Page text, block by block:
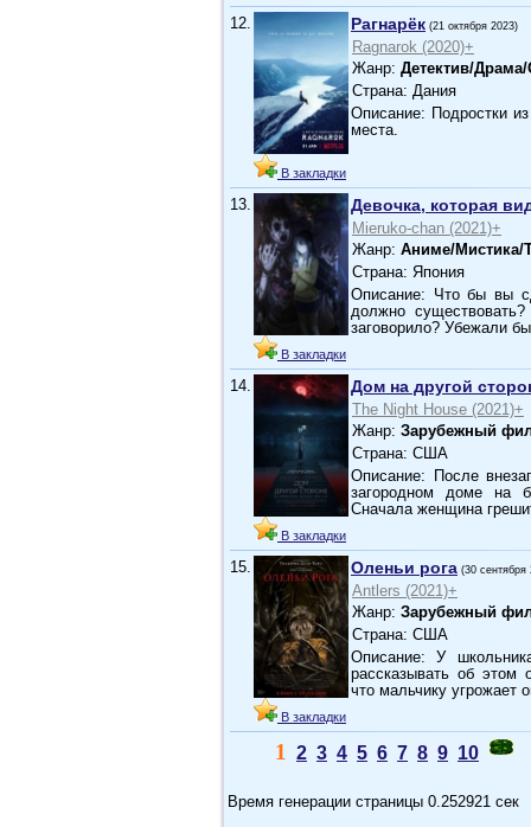
12.
В закладки
Рагнарёк (21 октября 2023)
Ragnarok (2020)+
Жанр: Детектив/
Страна: Дания
Описание: Подростки
места.
13.
В закладки
Девочка, которая
Mieruko-chan (2021)+
Жанр: Аниме/Мистика/
Страна: Япония
Описание: Что бы вы
должно
заговорило? Убежали
14.
В закладки
Дом на другой
The Night House (2021)+
Жанр: Зарубежный
Страна: США
Описание: После
загородном доме на
Сначала женщина
15.
В закладки
Оленьи рога (30 сентября
Antlers (2021)+
Жанр: Зарубежный
Страна: США
Описание: У
рассказывать об этом
что мальчику угрожает
1 2 3 4 5 6 7 8 9 10
Время генерации страницы 0.252921 сек